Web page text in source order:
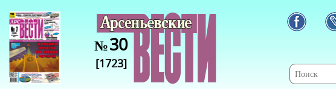
№30
[1723]